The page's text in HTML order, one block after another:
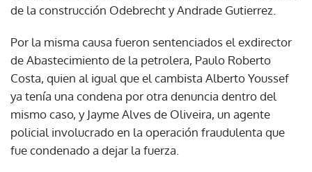
de la construcción Odebrecht y Andrade Gutierrez.
Por la misma causa fueron sentenciados el exdirector
de Abastecimiento de la petrolera, Paulo Roberto
Costa, quien al igual que el cambista Alberto Youssef
ya tenía una condena por otra denuncia dentro del
mismo caso, y Jayme Alves de Oliveira, un agente
policial involucrado en la operación fraudulenta que
fue condenado a dejar la fuerza.